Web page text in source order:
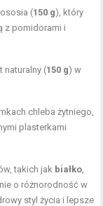
(150 g), który
z pomidorami i
naturalny (150 g) w
chleba żytniego,
plasterkami
takich jak białko,
o różnorodność w
styl życia i lepsze